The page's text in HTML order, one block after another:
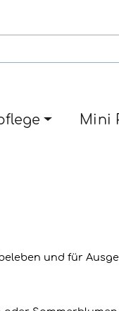
Mini
und für